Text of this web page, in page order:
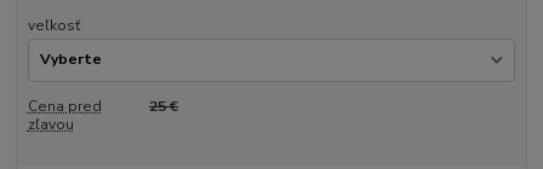
veľkosť
Cena pred
zľavou
25 €